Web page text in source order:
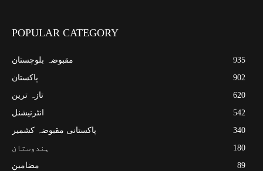
POPULAR CATEGORY
مقبوضہ بلوچستان
935
پاکستان
902
تازہ ترین
620
انٹرنیشنل
542
پاکستانی مقبوضہ کشمیر
340
ہندوستان
180
مضامین
89